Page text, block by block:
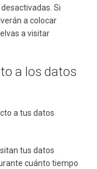
Si
a colocar
a visitar
a los datos
a tus datos
tus datos
cuánto tiempo